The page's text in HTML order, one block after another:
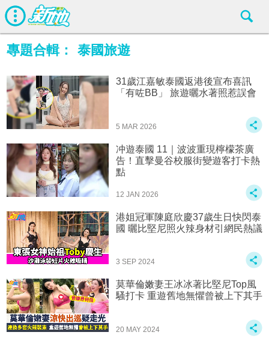
專題合輯： 泰國旅遊
31歲江嘉敏泰國返港後宣布喜訊
「有咗BB」 旅遊曬水著照惹誤會
5 MAR 2026
冲遊泰國 11｜波波重現檸檬茶廣
告！直擊曼谷校服街變遊客打卡熱
點
12 JAN 2026
港姐冠軍陳庭欣慶37歲生日快閃泰
國 曬比堅尼照火辣身材引網民熱議
3 SEP 2024
莫華倫嫩妻王冰冰著比堅尼Top風
騷打卡 重遊舊地無懼曾被上下其手
20 MAY 2024